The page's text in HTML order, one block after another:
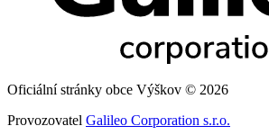
Oficiální stránky obce Výškov © 2026
Provozovatel Galileo Corporation s.r.o.